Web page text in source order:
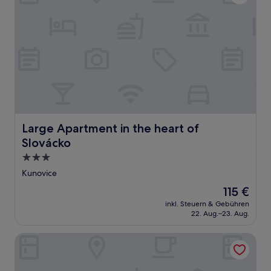
Large Apartment in the heart of
Slovácko
Large Apartment in the heart of Slovácko
3.0-
Sterne-
Kunovice
Der
Preis
beträgt
115 €
inkl. Steuern & Gebühren
22. Aug.–23. Aug.